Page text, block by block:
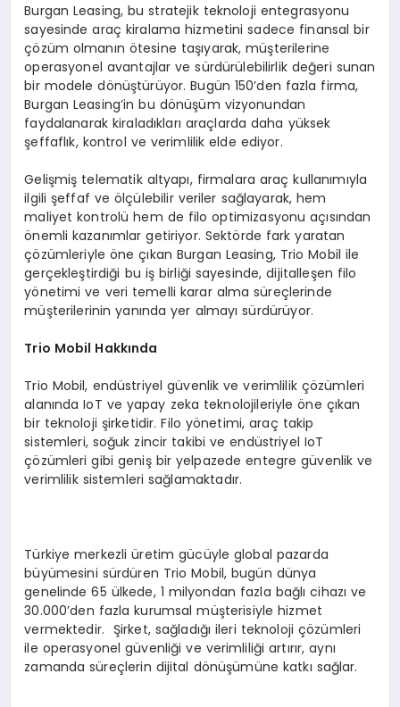
Burgan Leasing, bu stratejik teknoloji entegrasyonu
sayesinde araç kiralama hizmetini sadece finansal bir
çözüm olmanın ötesine taşıyarak, müşterilerine
operasyonel avantajlar ve sürdürülebilirlik değeri sunan
bir modele dönüştürüyor. Bugün 150’den fazla firma,
Burgan Leasing’in bu dönüşüm vizyonundan
faydalanarak kiraladıkları araçlarda daha yüksek
şeffaflık, kontrol ve verimlilik elde ediyor.
Gelişmiş telematik altyapı, firmalara araç kullanımıyla
ilgili şeffaf ve ölçülebilir veriler sağlayarak, hem
maliyet kontrolü hem de filo optimizasyonu açısından
önemli kazanımlar getiriyor. Sektörde fark yaratan
çözümleriyle öne çıkan Burgan Leasing, Trio Mobil ile
gerçekleştirdiği bu iş birliği sayesinde, dijitalleşen filo
yönetimi ve veri temelli karar alma süreçlerinde
müşterilerinin yanında yer almayı sürdürüyor.
Trio Mobil Hakkında
Trio Mobil, endüstriyel güvenlik ve verimlilik çözümleri
alanında IoT ve yapay zeka teknolojileriyle öne çıkan
bir teknoloji şirketidir. Filo yönetimi, araç takip
sistemleri, soğuk zincir takibi ve endüstriyel IoT
çözümleri gibi geniş bir yelpazede entegre güvenlik ve
verimlilik sistemleri sağlamaktadır.
Türkiye merkezli üretim gücüyle global pazarda
büyümesini sürdüren Trio Mobil, bugün dünya
genelinde 65 ülkede, 1 milyondan fazla bağlı cihazı ve
30.000’den fazla kurumsal müşterisiyle hizmet
vermektedir. Şirket, sağladığı ileri teknoloji çözümleri
ile operasyonel güvenliği ve verimliliği artırır, aynı
zamanda süreçlerin dijital dönüşümüne katkı sağlar.